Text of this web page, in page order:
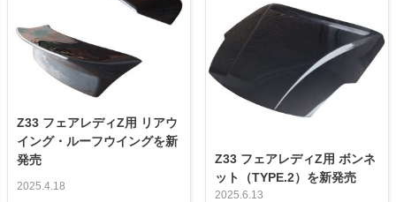
Z33 フェアレディZ用 リアウ
イング・ルーフウイングを新
発売
2025.4.18
Z33 フェアレディZ用 ボンネ
ット（TYPE.2）を新発売
2025.6.13